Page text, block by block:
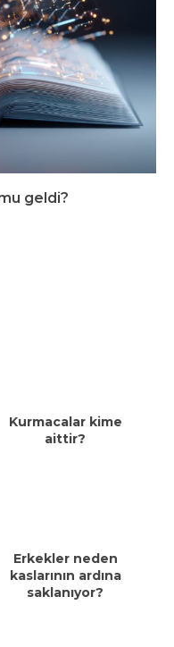
geldi?
Kurmacalar kime
aittir?
Erkekler neden
kaslarının ardına
saklanıyor?